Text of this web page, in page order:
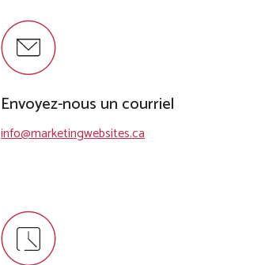
Envoyez-nous un courriel
info@marketingwebsites.ca